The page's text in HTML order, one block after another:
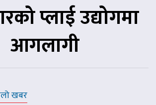
प्लाई उद्योगमा
आगलागी
खबर